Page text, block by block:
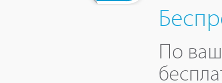
По